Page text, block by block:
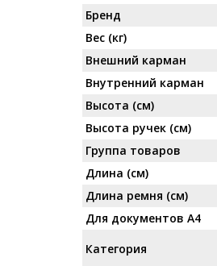
Бренд
Вес (кг)
Внешний карман
Внутренний карман
Высота (см)
Высота ручек (см)
Группа товаров
Длина (см)
Длина ремня (см)
Для документов А4
Категория